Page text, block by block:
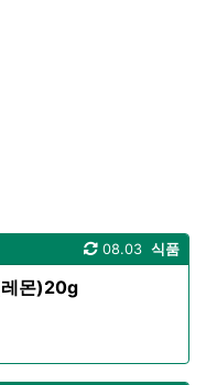
식품
08.03
몬)20g